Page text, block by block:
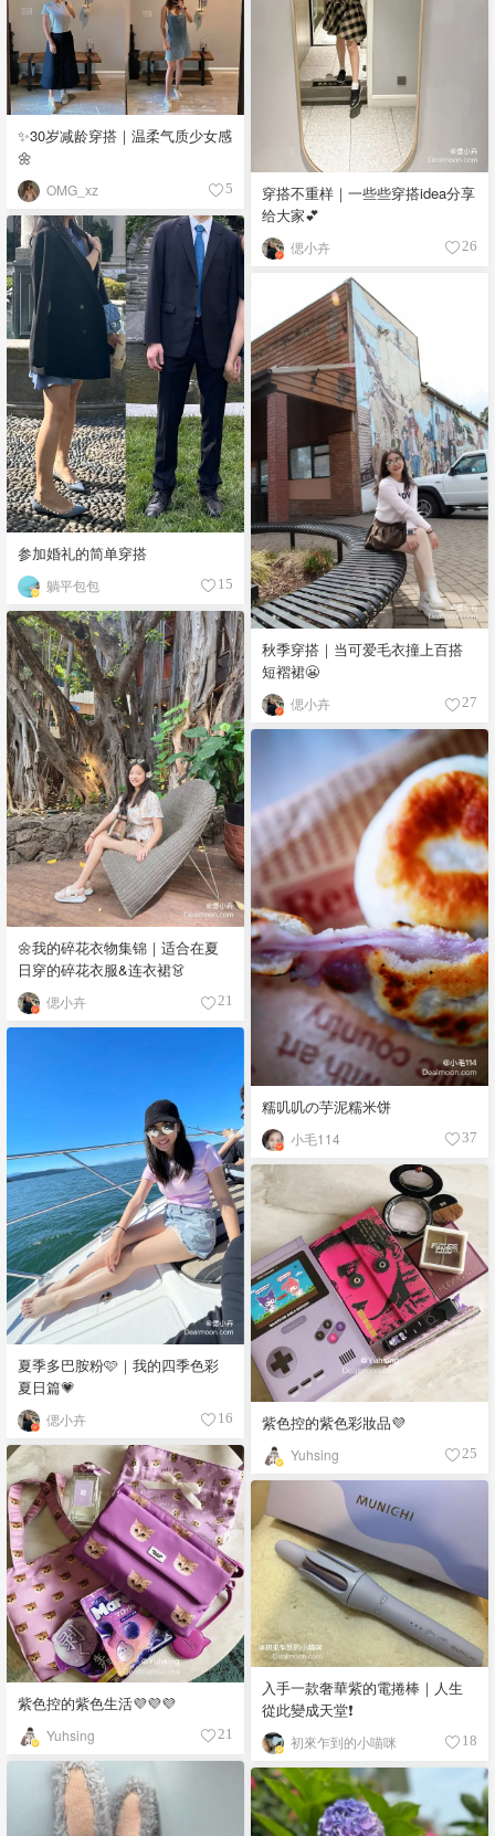
✨30岁减龄穿搭｜温柔气质少女感
🌼
OMG_xz 5
穿搭不重样｜一些些穿搭idea分享
给大家💕
偲小卉 26
参加婚礼的简单穿搭
躺平包包 15
秋季穿搭｜当可爱毛衣撞上百搭
短褶裙😬
偲小卉 27
🌼我的碎花衣物集锦｜适合在夏
日穿的碎花衣服&连衣裙👗
偲小卉 21
糯叽叽の芋泥糯米饼
小毛114 37
夏季多巴胺粉🩷｜我的四季色彩
夏日篇💗
偲小卉 16 紫色控的紫色彩妝品💜
Yuhsing 25
紫色控的紫色生活💜💜💜
Yuhsing 21
入手一款奢華紫的電捲棒｜人生
從此變成天堂❗️
初來乍到的小喵咪 18